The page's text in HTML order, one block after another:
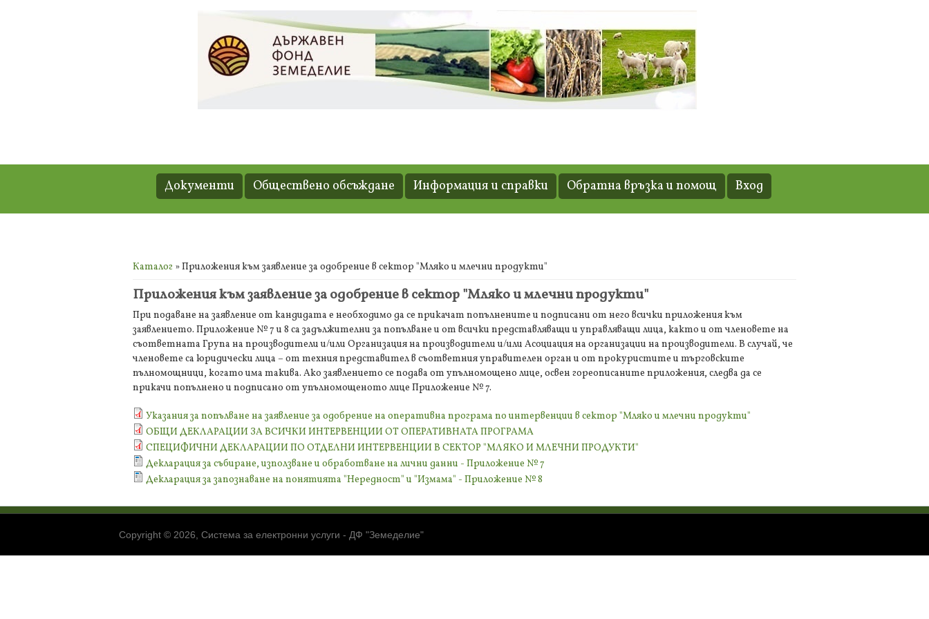
Документи Обществено обсъждане Информация и справки Обратна връзка и помощ Вход
Вие сте тук
Каталог » Приложения към заявление за одобрение в сектор "Мляко и млечни продукти"
Приложения към заявление за одобрение в сектор "Мляко и млечни продукти"
При подаване на заявление от кандидата е необходимо да се прикачат попълнените и подписани от него всички приложения към
заявлението. Приложение № 7 и 8 са задължителни за попълване и от всички представляващи и управляващи лица, както и от членовете на
съответната Група на производители и/или Организация на производители и/или Асоциация на организации на производители. В случай, че
членовете са юридически лица – от техния представител в съответния управителен орган и от прокуристите и търговските
пълномощници, когато има такива. Ако заявлението се подава от упълномощено лице, освен гореописаните приложения, следва да се
прикачи попълнено и подписано от упълномощеното лице Приложение № 7.
Указания за попълване на заявление за одобрение на оперативна програма по интервенции в сектор "Мляко и млечни продукти"
ОБЩИ ДЕКЛАРАЦИИ ЗА ВСИЧКИ ИНТЕРВЕНЦИИ ОТ ОПЕРАТИВНАТА ПРОГРАМА
СПЕЦИФИЧНИ ДЕКЛАРАЦИИ ПО ОТДЕЛНИ ИНТЕРВЕНЦИИ В СЕКТОР "МЛЯКО И МЛЕЧНИ ПРОДУКТИ"
Декларация за събиране, използване и обработване на лични данни - Приложение № 7
Декларация за запознаване на понятията "Нередност" и "Измама" - Приложение № 8
Copyright © 2026, Система за електронни услуги - ДФ "Земеделие"